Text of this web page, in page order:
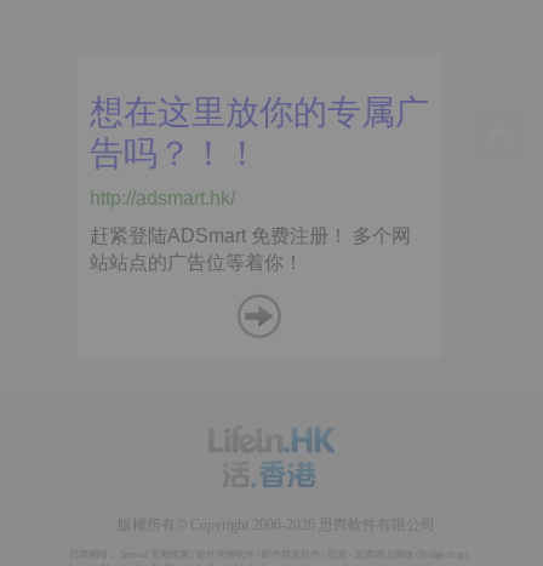
版權所有© Copyright 2006-2026 思齊軟件有限公司
Spread 電郵推廣